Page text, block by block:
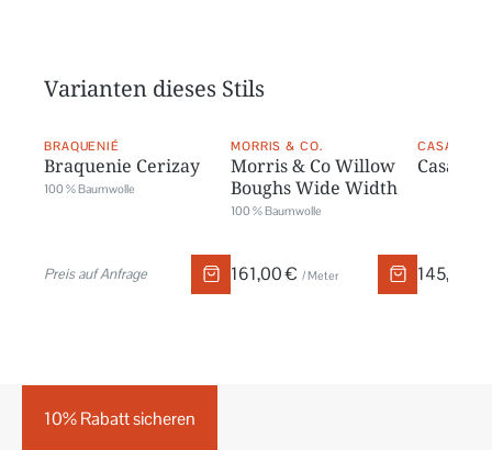
Varianten dieses Stils
BRAQUENIÉ
Braquenie Cerizay
100 % Baumwolle
Preis auf Anfrage
MORRIS & CO.
Morris & Co Willow
Boughs Wide Width
100 % Baumwolle
161,00 € / Meter 145,00 €
10% Rabatt sicheren